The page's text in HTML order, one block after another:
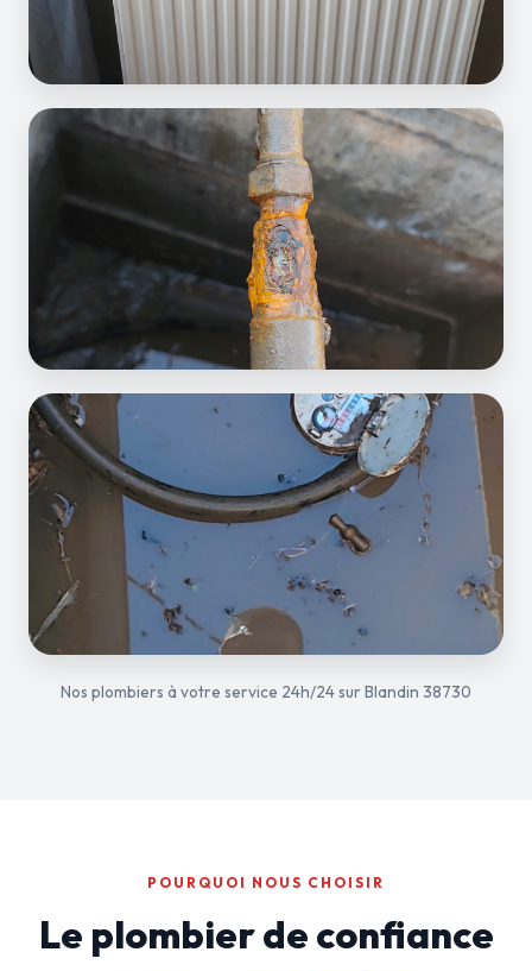
Nos plombiers à votre service 24h/24 sur Blandin 38730
POURQUOI NOUS CHOISIR
Le plombier de confiance